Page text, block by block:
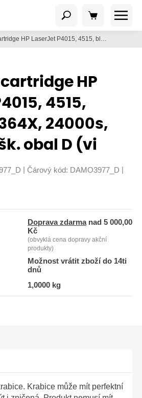
Tonerová cartridge HP LaserJet P4015, 4515, black, CC364X, 24000s, 64X, O,pošk. obal D (vi
HP
4515,
24000s,
obal D (vi
Čárový kód: DAMO3977_D
Doprava zdarmanad 5 000,00
Kč
(obvyklá cena dopravy akční
produkty)
Možnost vrátit zboží do 14ti
dnů
1,0000 kg
Krabice může mít perfektní